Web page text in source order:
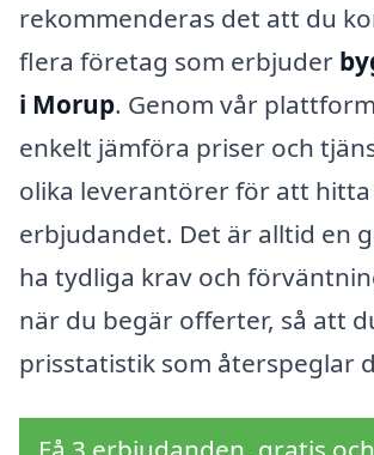
rekommenderas det att du
flera företag som erbjuder
i Morup. Genom vår
enkelt jämföra priser och
olika leverantörer för att hitta
erbjudandet. Det är alltid en
ha tydliga krav och
när du begär offerter, så att
prisstatistik som återspeglar